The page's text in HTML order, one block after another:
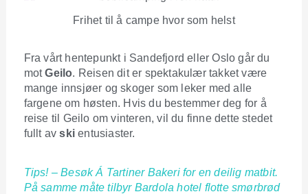
Frihet til å campe hvor som helst
Fra vårt hentepunkt i Sandefjord eller Oslo går du
motGeilo. Reisen dit er spektakulær takket være
mange innsjøer og skoger som leker med alle
fargene om høsten. Hvis du bestemmer deg for å
reise til Geilo om vinteren, vil du finne dette stedet
fullt avskientusiaster.
Tips! – Besøk Á Tartiner Bakeri for en deilig matbit.
På samme måte tilbyr Bardola hotel flotte smørbrød